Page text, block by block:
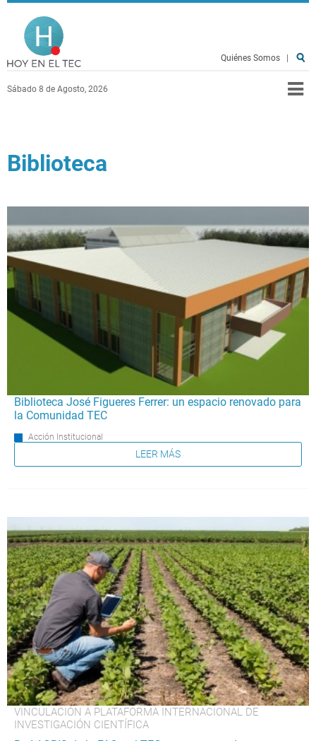
Pasar al contenido principal
Sábado 8 de Agosto, 2026
Quiénes Somos
Biblioteca
Biblioteca José Figueres Ferrer: un espacio renovado para
la Comunidad TEC
Acción Institucional
LEER MÁS
VINCULACIÓN A PLATAFORMA INTERNACIONAL DE
INVESTIGACIÓN CIENTÍFICA